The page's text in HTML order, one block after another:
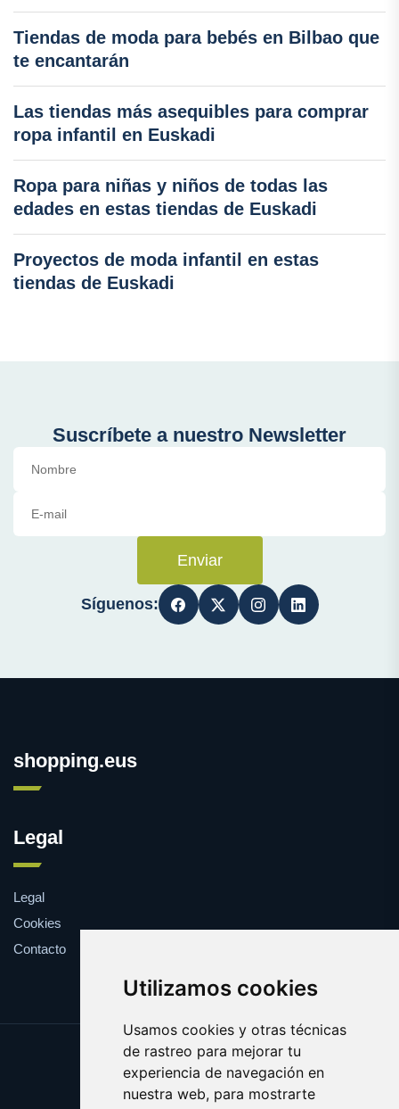
Utilizamos cookies
Usamos cookies y otras técnicas
de rastreo para mejorar tu
experiencia de navegación en
nuestra web, para mostrarte
Tiendas de moda para bebés en Bilbao que
te encantarán
Las tiendas más asequibles para comprar
ropa infantil en Euskadi
Ropa para niñas y niños de todas las
edades en estas tiendas de Euskadi
Proyectos de moda infantil en estas
tiendas de Euskadi
Suscríbete a nuestro Newsletter
Enviar
Síguenos:
shopping.eus
Legal
Legal
Cookies
Contacto
Update cookies preferences
Copyright © 2025 shopping.eus